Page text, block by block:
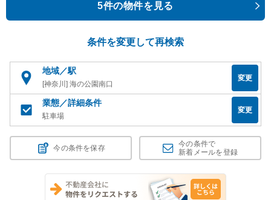
5件の物件を見る
条件を変更して再検索
地域／駅
[神奈川] 海の公園南口
変更
業態／詳細条件
駐車場
変更
今の条件を保存
今の条件で
新着メールを登録